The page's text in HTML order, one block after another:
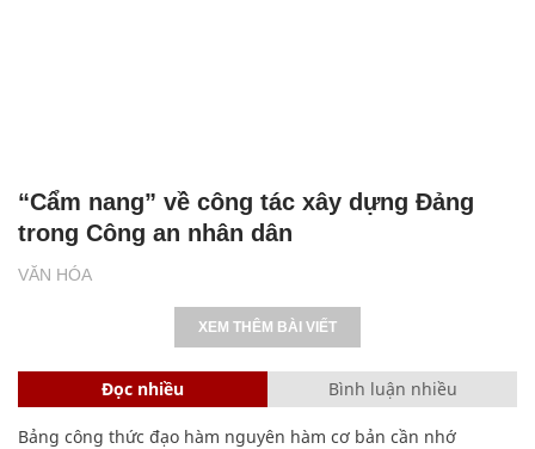
VĂN HÓA
“Cẩm nang” về công tác xây dựng Đảng
trong Công an nhân dân
XEM THÊM BÀI VIẾT
Đọc nhiều Bình luận nhiều
Bảng công thức đạo hàm nguyên hàm cơ bản cần nhớ